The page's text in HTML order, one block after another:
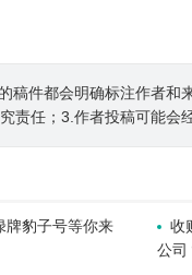
稿件都会明确标注作者
责任；3.作者投稿可能会
牌豹子号等你来
收
公司